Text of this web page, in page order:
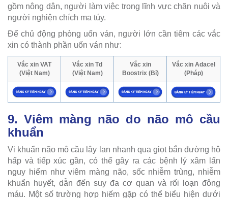
gồm nông dân, người làm việc trong lĩnh vực chăn nuôi và
người nghiện chích ma túy.
Để chủ động phòng uốn ván, người lớn cần tiêm các vắc
xin có thành phần uốn ván như:
Vắc xin VAT
(Việt Nam)
Vắc xin Td
(Việt Nam)
Vắc xin
Boostrix (Bỉ)
Vắc xin Adacel
(Pháp)
9. Viêm màng não do não mô cầu
khuẩn
Vi khuẩn não mô cầu lây lan nhanh qua giọt bắn đường hô
hấp và tiếp xúc gần, có thể gây ra các bệnh lý xâm lấn
nguy hiểm như viêm màng não, sốc nhiễm trùng, nhiễm
khuẩn huyết, dẫn đến suy đa cơ quan và rối loạn đông
máu. Một số trường hợp hiếm gặp có thể biểu hiện dưới